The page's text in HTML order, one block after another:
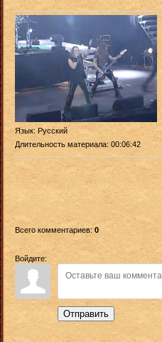
Язык: Русский
Длительность материала: 00:06:42
Всего комментариев: 0
Войдите:
Отправить